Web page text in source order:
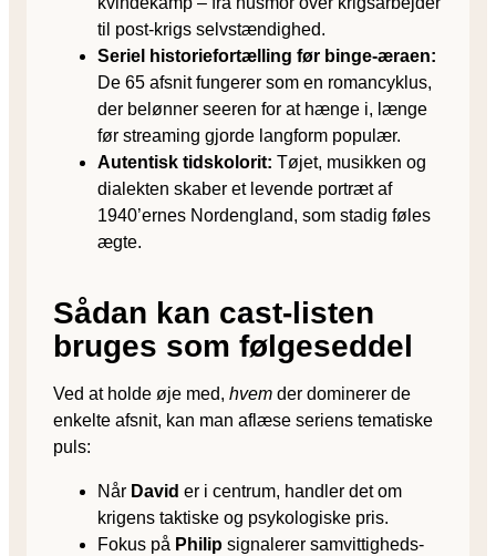
til post-krigs selvstændighed.
Seriel historiefortælling før binge-æraen:
De 65 afsnit fungerer som en romancyklus,
der belønner seeren for at hænge i, længe
før streaming gjorde langform populær.
Autentisk tidskolorit: Tøjet, musikken og
dialekten skaber et levende portræt af
1940’ernes Nordengland, som stadig føles
ægte.
Sådan kan cast-listen
bruges som følgeseddel
Ved at holde øje med, hvem der dominerer de
enkelte afsnit, kan man aflæse seriens tematiske
puls:
Når David er i centrum, handler det om
krigens taktiske og psykologiske pris.
Fokus på Philip signalerer samvittigheds-